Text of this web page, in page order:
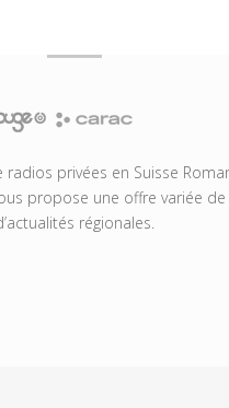
privées en Suisse
propose une offre variée de
régionales.